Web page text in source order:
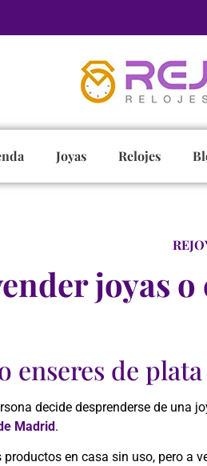
Joyas Relojes
joyas
enseres de
decide desprenderse de una
Madrid.
en casa sin uso, pero a